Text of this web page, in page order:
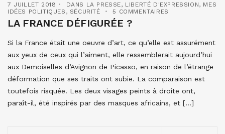
7 JUILLET 2018 DANS LA PRESSE, LIBERTÉ D'EXPRESSION, MES
IDÉES POLITIQUES , SÉCURITÉ 5 COMMENTAIRES
LA FRANCE DÉFIGURÉE ?
Si la France était une oeuvre d’art, ce qu’elle est assurément
aux yeux de ceux qui l’aiment, elle ressemblerait aujourd’hui
aux Demoiselles d’Avignon de Picasso, en raison de l’étrange
déformation que ses traits ont subie. La comparaison est
toutefois risquée. Les deux visages peints à droite ont,
paraît-il, été inspirés par des masques africains, et […]